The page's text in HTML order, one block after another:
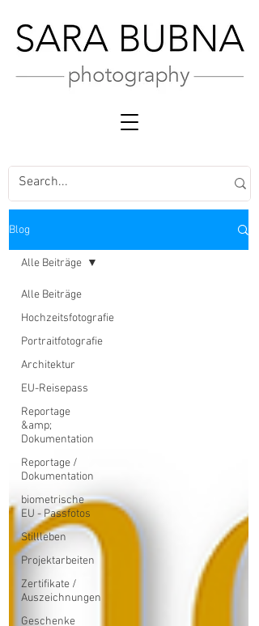
Blog
Alle Beiträge
Hochzeitsfotografie
Portraitfotografie
Architektur
EU-Reisepass
Reportage
&amp;
Dokumentation
Reportage /
Dokumentation
biometrische
EU - Passfotos
Stillleben
Projektarbeiten
Zertifikate /
Auszeichnungen
Geschenke
Alle Beiträge